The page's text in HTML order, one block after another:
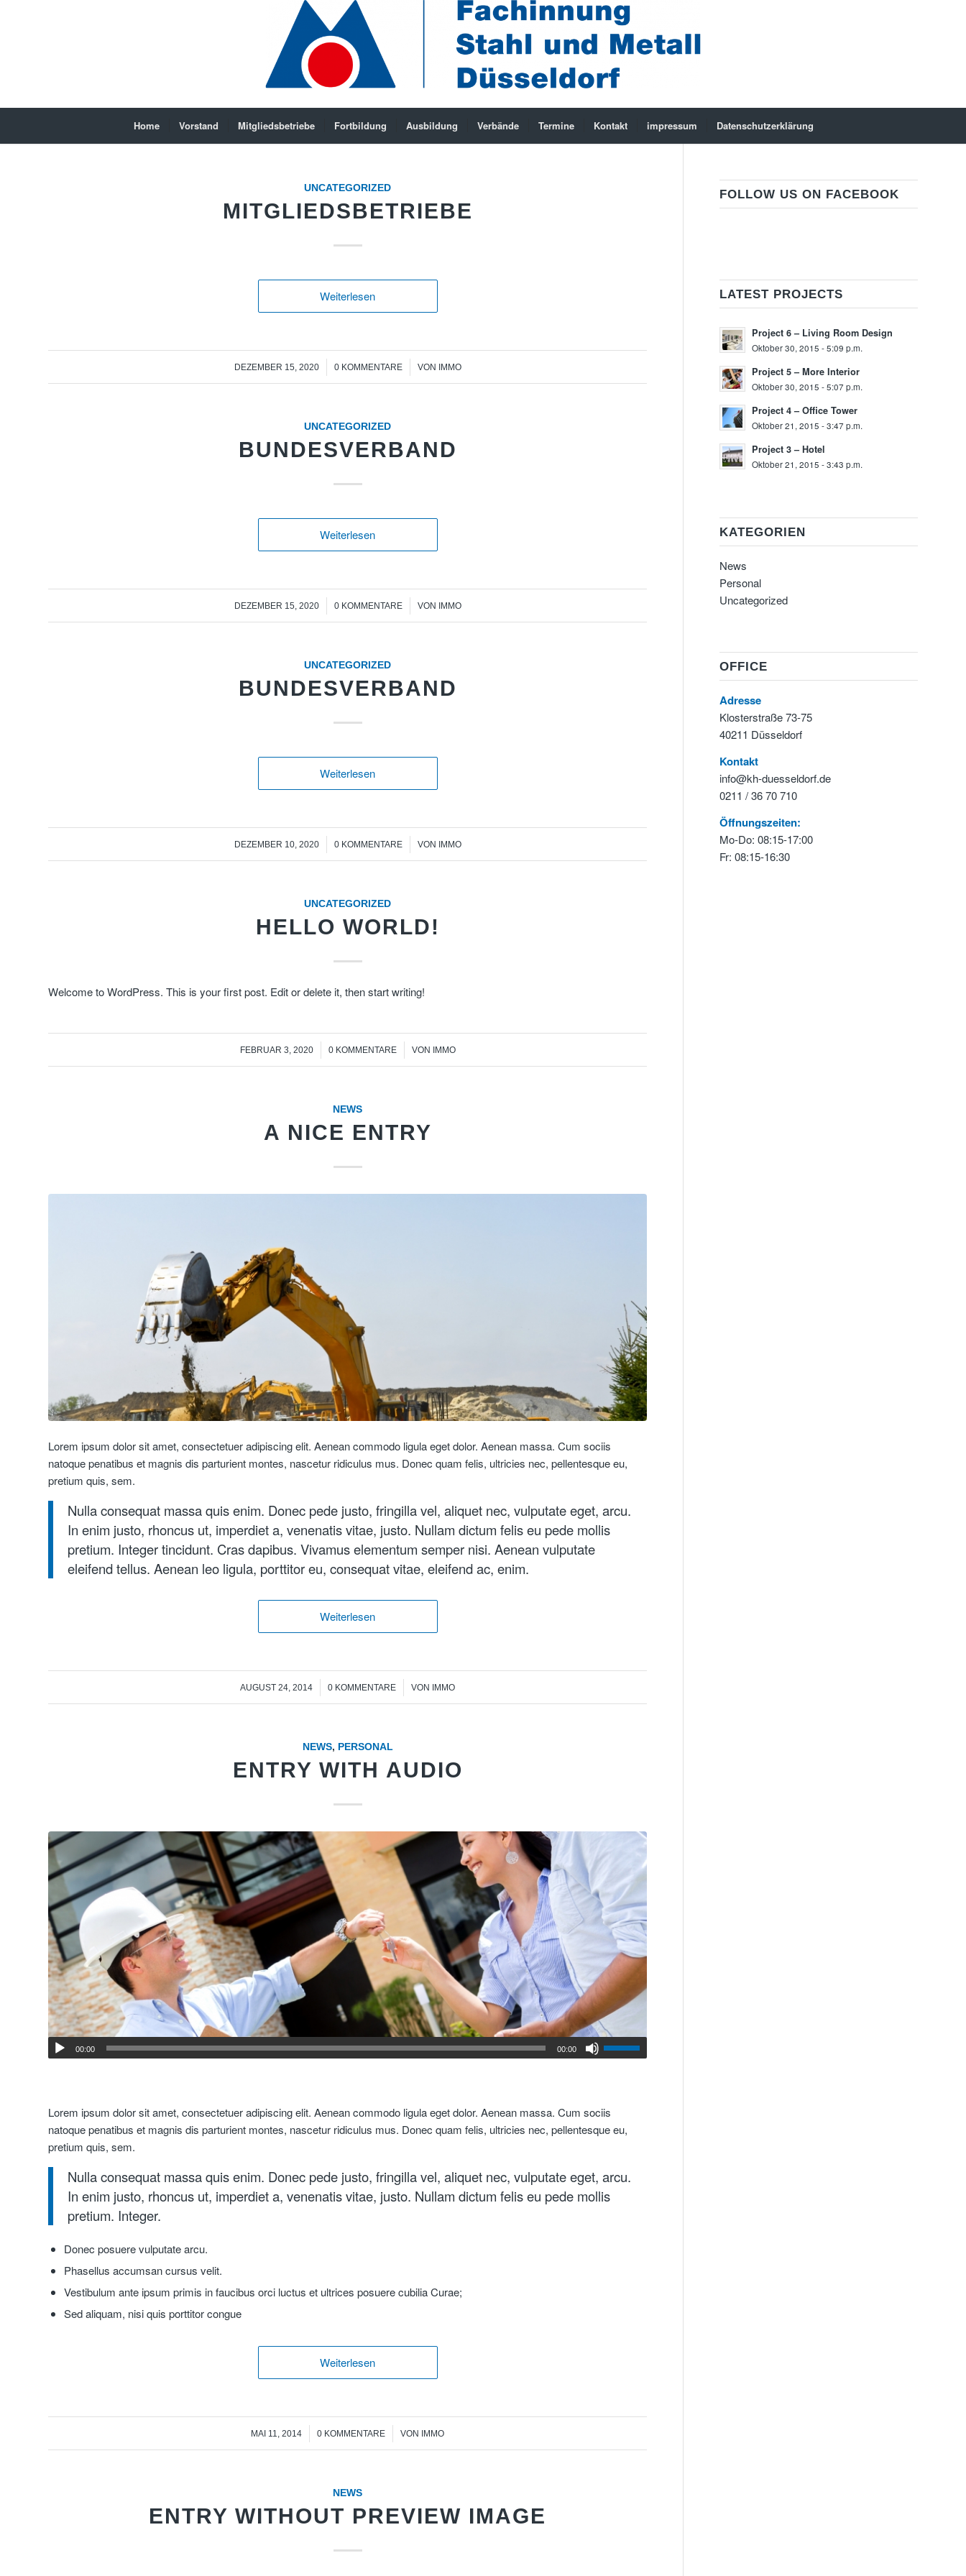
Home Vorstand Mitgliedsbetriebe Fortbildung Ausbildung Verbände Termine Kontakt impressum Datenschutzerklärung
UNCATEGORIZED
MITGLIEDSBETRIEBE
Weiterlesen
DEZEMBER 15, 2020
/ 0 KOMMENTARE
/ VON IMMO
UNCATEGORIZED
BUNDESVERBAND
Weiterlesen
DEZEMBER 15, 2020
/ 0 KOMMENTARE
/ VON IMMO
UNCATEGORIZED
BUNDESVERBAND
Weiterlesen
DEZEMBER 10, 2020
/ 0 KOMMENTARE
/ VON IMMO
UNCATEGORIZED
HELLO WORLD!
Welcome to WordPress. This is your first post. Edit or delete it, then start writing!
FEBRUAR 3, 2020
/ 0 KOMMENTARE
/ VON IMMO
NEWS
A NICE ENTRY
Lorem ipsum dolor sit amet, consectetuer adipiscing elit. Aenean commodo ligula eget dolor. Aenean massa. Cum sociis
natoque penatibus et magnis dis parturient montes, nascetur ridiculus mus. Donec quam felis, ultricies nec, pellentesque eu,
pretium quis, sem.
Nulla consequat massa quis enim. Donec pede justo, fringilla vel, aliquet nec, vulputate eget, arcu.
In enim justo, rhoncus ut, imperdiet a, venenatis vitae, justo. Nullam dictum felis eu pede mollis
pretium. Integer tincidunt. Cras dapibus. Vivamus elementum semper nisi. Aenean vulputate
eleifend tellus. Aenean leo ligula, porttitor eu, consequat vitae, eleifend ac, enim.
Weiterlesen
AUGUST 24, 2014
/ 0 KOMMENTARE
/ VON IMMO
NEWS, PERSONAL
ENTRY WITH AUDIO
00:00 00:00
Lorem ipsum dolor sit amet, consectetuer adipiscing elit. Aenean commodo ligula eget dolor. Aenean massa. Cum sociis
natoque penatibus et magnis dis parturient montes, nascetur ridiculus mus. Donec quam felis, ultricies nec, pellentesque eu,
pretium quis, sem.
Nulla consequat massa quis enim. Donec pede justo, fringilla vel, aliquet nec, vulputate eget, arcu.
In enim justo, rhoncus ut, imperdiet a, venenatis vitae, justo. Nullam dictum felis eu pede mollis
pretium. Integer.
Donec posuere vulputate arcu.
Phasellus accumsan cursus velit.
Vestibulum ante ipsum primis in faucibus orci luctus et ultrices posuere cubilia Curae;
Sed aliquam, nisi quis porttitor congue
Weiterlesen
MAI 11, 2014
/ 0 KOMMENTARE
/ VON IMMO
NEWS
ENTRY WITHOUT PREVIEW IMAGE
FOLLOW US ON FACEBOOK
LATEST PROJECTS
Project 6 – Living Room Design
Oktober 30, 2015 - 5:09 p.m.
Project 5 – More Interior
Oktober 30, 2015 - 5:07 p.m.
Project 4 – Office Tower
Oktober 21, 2015 - 3:47 p.m.
Project 3 – Hotel
Oktober 21, 2015 - 3:43 p.m.
KATEGORIEN
News
Personal
Uncategorized
OFFICE
Adresse
Klosterstraße 73-75
40211 Düsseldorf
Kontakt
info@kh-duesseldorf.de
0211 / 36 70 710
Öffnungszeiten:
Mo-Do: 08:15-17:00
Fr: 08:15-16:30